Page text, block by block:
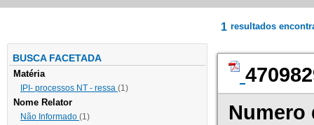
BUSCA FACETADA
Matéria
IPI- processos NT - ressa (1)
Nome Relator
Não Informado (1)
1 resultados
Numero